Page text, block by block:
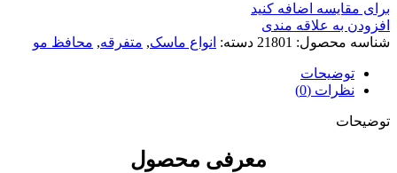
برای مقایسه اضافه کنید
افزودن به علاقه مندی
شناسه محصول: 21801 دسته: انواع ماسک, متفرقه, محافظ مو
توضیحات
نظرات (0)
توضیحات
معرفی محصول